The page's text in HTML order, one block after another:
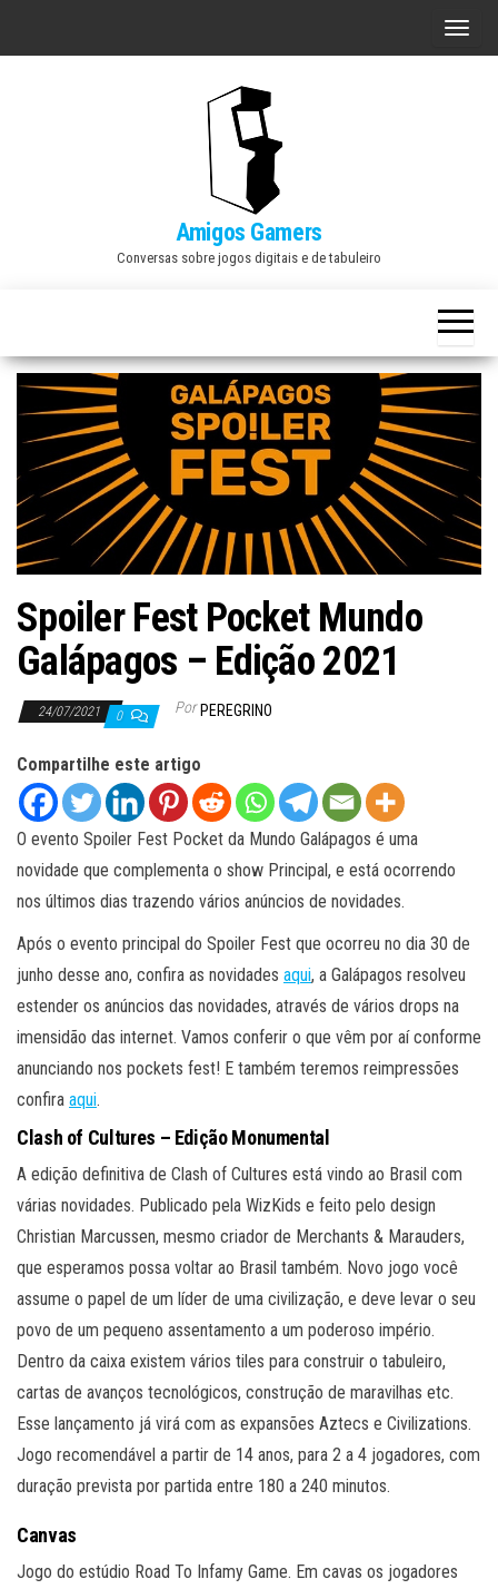
A
a
v
e
g
a
ç
ã
Amigos Gamers
Conversas sobre jogos digitais e de tabuleiro
Spoiler Fest Pocket Mundo
Galápagos – Edição 2021
24/07/2021 0 Por PEREGRINO
Compartilhe este artigo
O evento Spoiler Fest Pocket da Mundo Galápagos é uma
novidade que complementa o show Principal, e está ocorrendo
nos últimos dias trazendo vários anúncios de novidades.
Após o evento principal do Spoiler Fest que ocorreu no dia 30 de
junho desse ano, confira as novidades aqui, a Galápagos resolveu
estender os anúncios das novidades, através de vários drops na
imensidão das internet. Vamos conferir o que vêm por aí conforme
anunciando nos pockets fest! E também teremos reimpressões
confira aqui.
Clash of Cultures – Edição Monumental
A edição definitiva de Clash of Cultures está vindo ao Brasil com
várias novidades. Publicado pela WizKids e feito pelo design
Christian Marcussen, mesmo criador de Merchants & Marauders,
que esperamos possa voltar ao Brasil também. Novo jogo você
assume o papel de um líder de uma civilização, e deve levar o seu
povo de um pequeno assentamento a um poderoso império.
Dentro da caixa existem vários tiles para construir o tabuleiro,
cartas de avanços tecnológicos, construção de maravilhas etc.
Esse lançamento já virá com as expansões Aztecs e Civilizations.
Jogo recomendável a partir de 14 anos, para 2 a 4 jogadores, com
duração prevista por partida entre 180 a 240 minutos.
Canvas
Jogo do estúdio Road To Infamy Game. Em cavas os jogadores